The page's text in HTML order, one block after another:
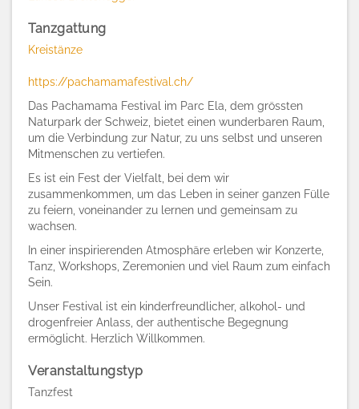
Tanzgattung
Kreistänze
https://pachamamafestival.ch/
Das Pachamama Festival im Parc Ela, dem grössten
Naturpark der Schweiz, bietet einen wunderbaren Raum,
um die Verbindung zur Natur, zu uns selbst und unseren
Mitmenschen zu vertiefen.
Es ist ein Fest der Vielfalt, bei dem wir
zusammenkommen, um das Leben in seiner ganzen Fülle
zu feiern, voneinander zu lernen und gemeinsam zu
wachsen.
In einer inspirierenden Atmosphäre erleben wir Konzerte,
Tanz, Workshops, Zeremonien und viel Raum zum einfach
Sein.
Unser Festival ist ein kinderfreundlicher, alkohol- und
drogenfreier Anlass, der authentische Begegnung
ermöglicht. Herzlich Willkommen.
Veranstaltungstyp
Tanzfest